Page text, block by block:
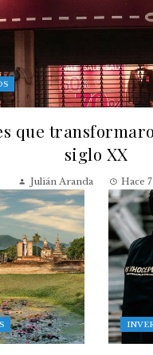
que
siglo XX
Julián Aranda Hace